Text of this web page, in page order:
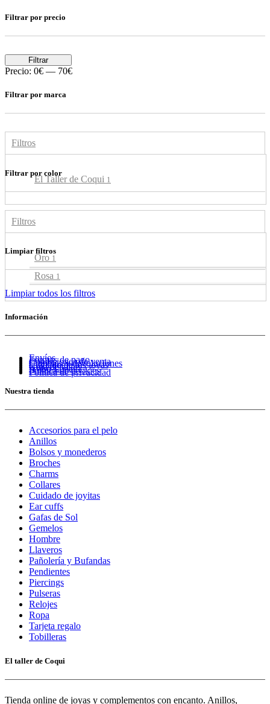
Filtrar por precio
Filtrar
Precio: 0€ — 70€
Filtrar por marca
Filtros
El Taller de Coqui 1
Filtrar por color
Filtros
Oro 1
Rosa 1
Limpiar filtros
Limpiar todos los filtros
Información
Envíos
Formas de pago
Condiciones de venta
Cambios y devoluciones
Cuidado de tus joyas
Guía de tallas
Aviso Legal
Política de cookies
Política de privacidad
Nuestra tienda
Accesorios para el pelo
Anillos
Bolsos y monederos
Broches
Charms
Collares
Cuidado de joyitas
Ear cuffs
Gafas de Sol
Gemelos
Hombre
Llaveros
Pañolería y Bufandas
Pendientes
Piercings
Pulseras
Relojes
Ropa
Tarjeta regalo
Tobilleras
El taller de Coqui
Tienda online de joyas y complementos con encanto. Anillos,